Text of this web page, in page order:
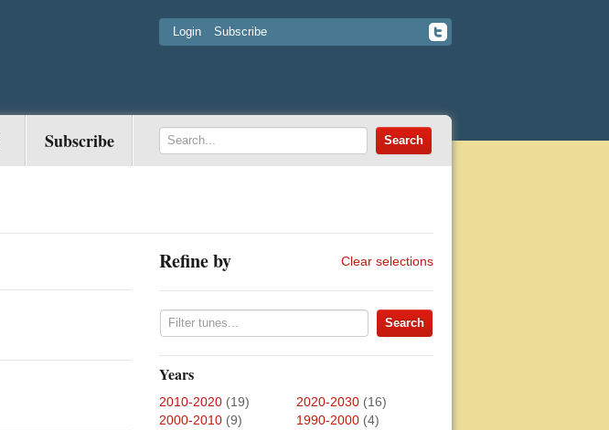
Login Subscribe
Subscribe
Refine by Clear selections
Years
2010-2020 (19) 2020-2030 (16)
2000-2010 (9) 1990-2000 (4)